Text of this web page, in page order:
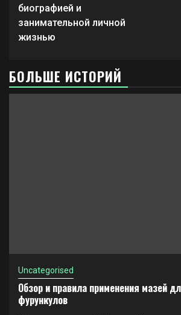
биографией и
занимательной личной
жизнью
БОЛЬШЕ ИСТОРИЙ
Uncategorised
Обзор и правила применения мазей
фурункулов